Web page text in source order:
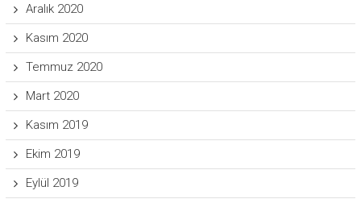
Aralık 2020
Kasım 2020
Temmuz 2020
Mart 2020
Kasım 2019
Ekim 2019
Eylül 2019